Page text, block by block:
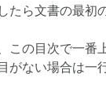
たら文書の最初
この目次で一番
がない場合は一